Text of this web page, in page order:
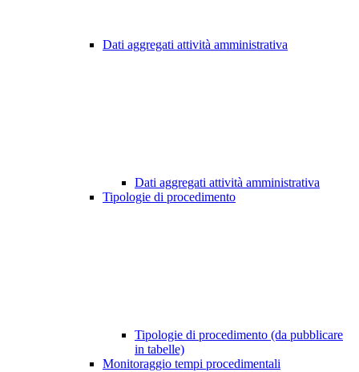
Dati aggregati attività amministrativa
Dati aggregati attività amministrativa
Tipologie di procedimento
Tipologie di procedimento (da pubblicare
in tabelle)
Monitoraggio tempi procedimentali